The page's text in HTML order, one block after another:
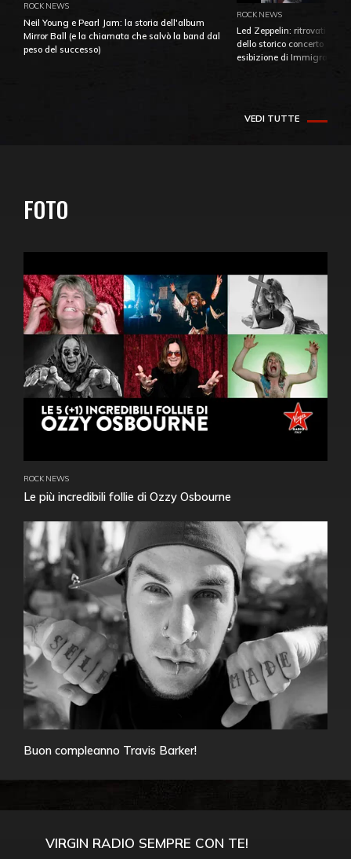
ROCK NEWS
Neil Young e Pearl Jam: la storia dell'album
Mirror Ball (e la chiamata che salvò la band dal
peso del successo)
ROCK NEWS
Led Zeppelin: ritrovati e
dello storico concerto di
esibizione di Immigrant
VEDI TUTTE
FOTO
ROCK NEWS
Le più incredibili follie di Ozzy Osbourne
Buon compleanno Travis Barker!
VIRGIN RADIO SEMPRE CON TE!